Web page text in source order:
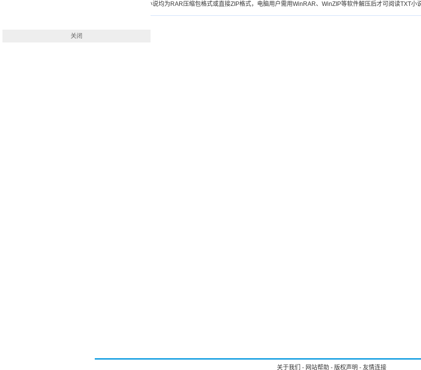
四、本站下载的小说均为RAR压缩包格式或直接ZIP格式，电脑用户需用WinRAR、WinZIP等软件解压后才可阅读TXT小说
关于我们 - 网站帮助 - 版权声明 - 友情连接
关闭